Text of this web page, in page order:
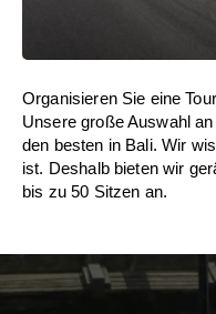
Organisieren Sie eine
Unsere große Auswahl
den besten in Bali. Wir
ist. Deshalb bieten wir
bis zu 50 Sitzen an.